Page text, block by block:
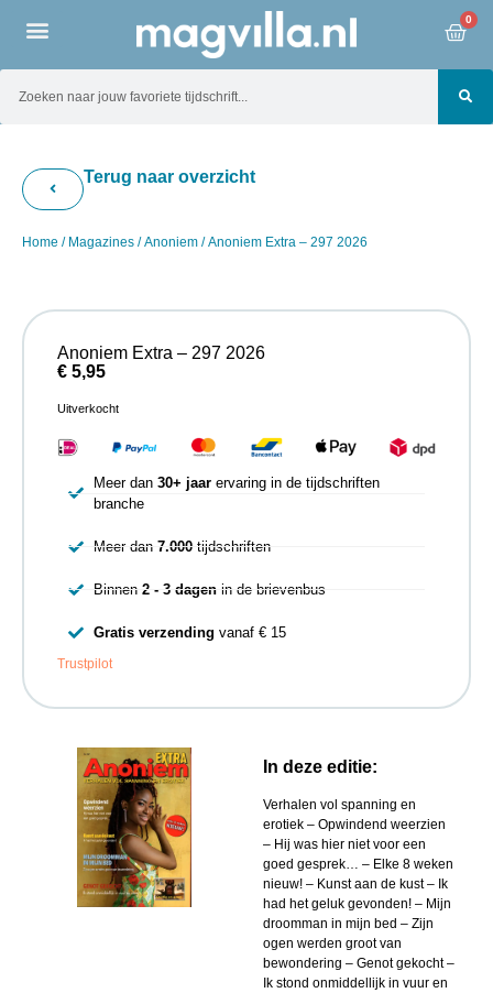
0
Terug naar overzicht
Home / Magazines /Anoniem / Anoniem Extra – 297 2026
In deze editie:
Verhalen vol spanning en
erotiek – Opwindend weerzien
– Hij was hier niet voor een
goed gesprek… – Elke 8 weken
nieuw! – Kunst aan de kust – Ik
had het geluk gevonden! – Mijn
droomman in mijn bed – Zijn
ogen werden groot van
bewondering – Genot gekocht –
Ik stond onmiddellijk in vuur en
Anoniem Extra – 297 2026
€ 5,95
Uitverkocht
Meer dan 30+ jaarervaring in de tijdschriften
branche
Meer dan 7.000tijdschriften
Binnen 2 - 3 dagenin de brievenbus
Gratis verzending vanaf € 15
Trustpilot